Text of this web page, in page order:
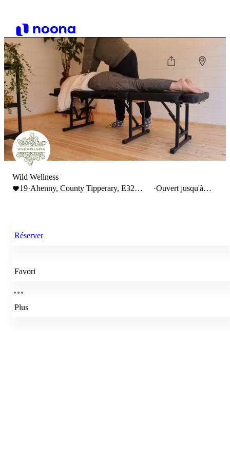
Wild Wellness
19·Ahenny, County Tipperary, E32
·Ouvert jusqu'à
Réserver
Favori
Plus